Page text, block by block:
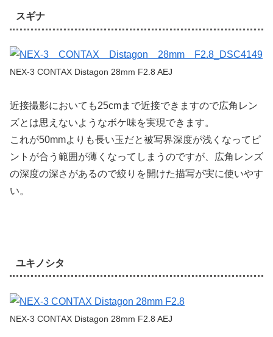
スギナ
NEX-3 CONTAX Distagon 28mm F2.8 AEJ
近接撮影においても25cmまで近接できますので広角レン
ズとは思えないようなボケ味を実現できます。
これが50mmよりも長い玉だと被写界深度が浅くなってピ
ントが合う範囲が薄くなってしまうのですが、広角レンズ
の深度の深さがあるので絞りを開けた描写が実に使いやす
い。
ユキノシタ
NEX-3 CONTAX Distagon 28mm F2.8 AEJ